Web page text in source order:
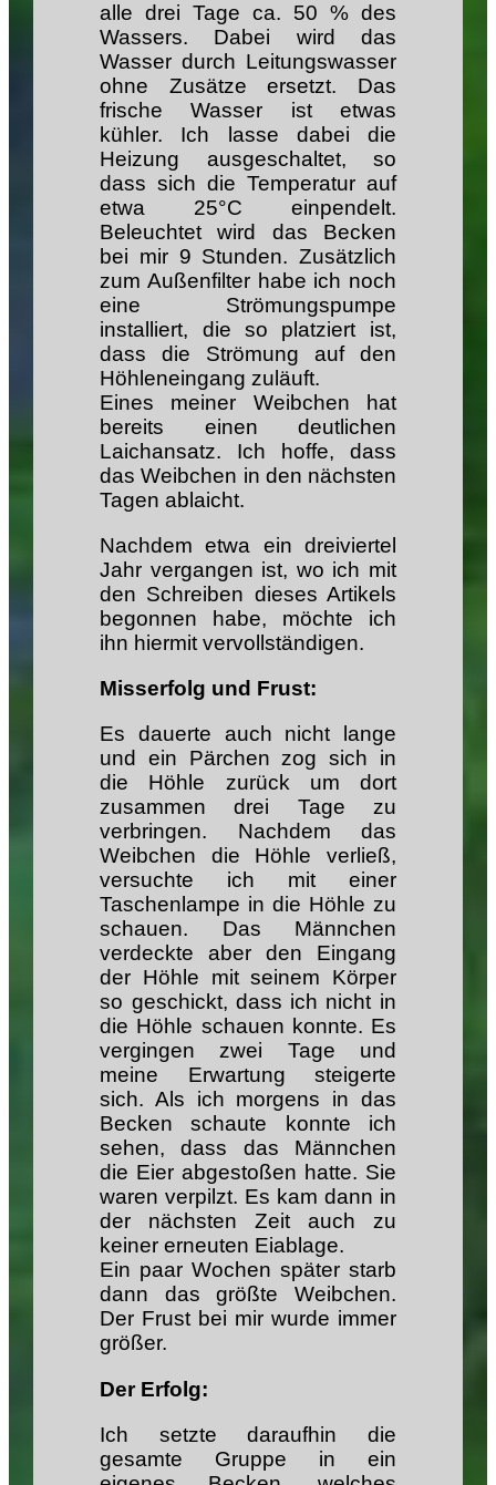
alle drei Tage ca. 50 % des
Wassers. Dabei wird das
Wasser durch Leitungswasser
ohne Zusätze ersetzt. Das
frische Wasser ist etwas
kühler. Ich lasse dabei die
Heizung ausgeschaltet, so
dass sich die Temperatur auf
etwa 25°C einpendelt.
Beleuchtet wird das Becken
bei mir 9 Stunden. Zusätzlich
zum Außenfilter habe ich noch
eine Strömungspumpe
installiert, die so platziert ist,
dass die Strömung auf den
Höhleneingang zuläuft.
Eines meiner Weibchen hat
bereits einen deutlichen
Laichansatz. Ich hoffe, dass
das Weibchen in den nächsten
Tagen ablaicht.
Nachdem etwa ein dreiviertel
Jahr vergangen ist, wo ich mit
den Schreiben dieses Artikels
begonnen habe, möchte ich
ihn hiermit vervollständigen.
Misserfolg und Frust:
Es dauerte auch nicht lange
und ein Pärchen zog sich in
die Höhle zurück um dort
zusammen drei Tage zu
verbringen. Nachdem das
Weibchen die Höhle verließ,
versuchte ich mit einer
Taschenlampe in die Höhle zu
schauen. Das Männchen
verdeckte aber den Eingang
der Höhle mit seinem Körper
so geschickt, dass ich nicht in
die Höhle schauen konnte. Es
vergingen zwei Tage und
meine Erwartung steigerte
sich. Als ich morgens in das
Becken schaute konnte ich
sehen, dass das Männchen
die Eier abgestoßen hatte. Sie
waren verpilzt. Es kam dann in
der nächsten Zeit auch zu
keiner erneuten Eiablage.
Ein paar Wochen später starb
dann das größte Weibchen.
Der Frust bei mir wurde immer
größer.
Der Erfolg:
Ich setzte daraufhin die
gesamte Gruppe in ein